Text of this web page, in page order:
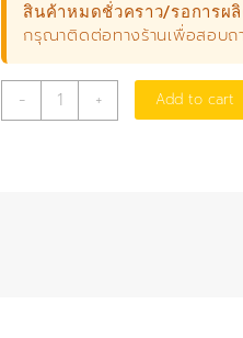
สินค้าหมดชั่วคราว/รอการผ
กรุณาติดต่อทางร้านเพื่อสอบถ
-
เลด
(II,IV)
+ Add to cart